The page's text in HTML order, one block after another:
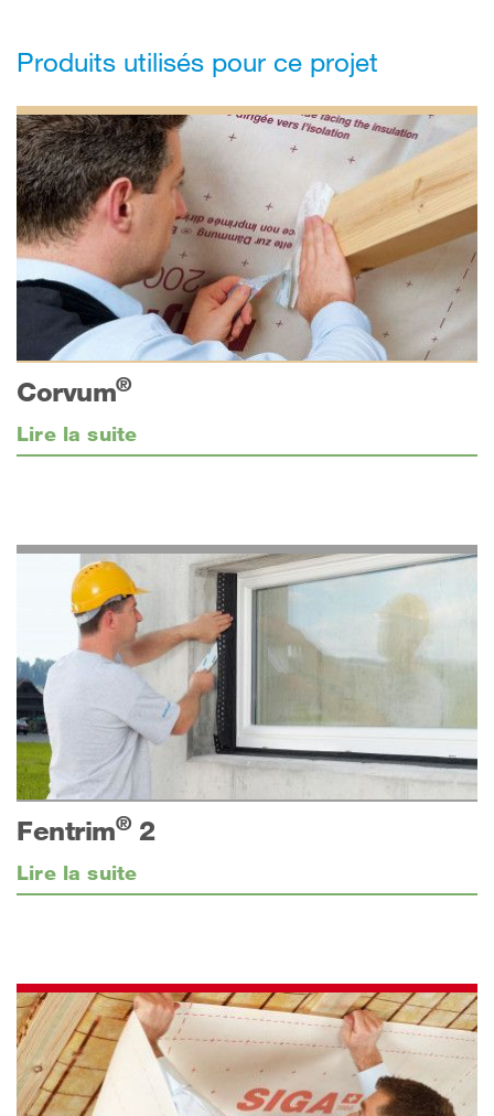
Produits utilisés pour ce projet
Corvum®
Lire la suite
Fentrim® 2
Lire la suite